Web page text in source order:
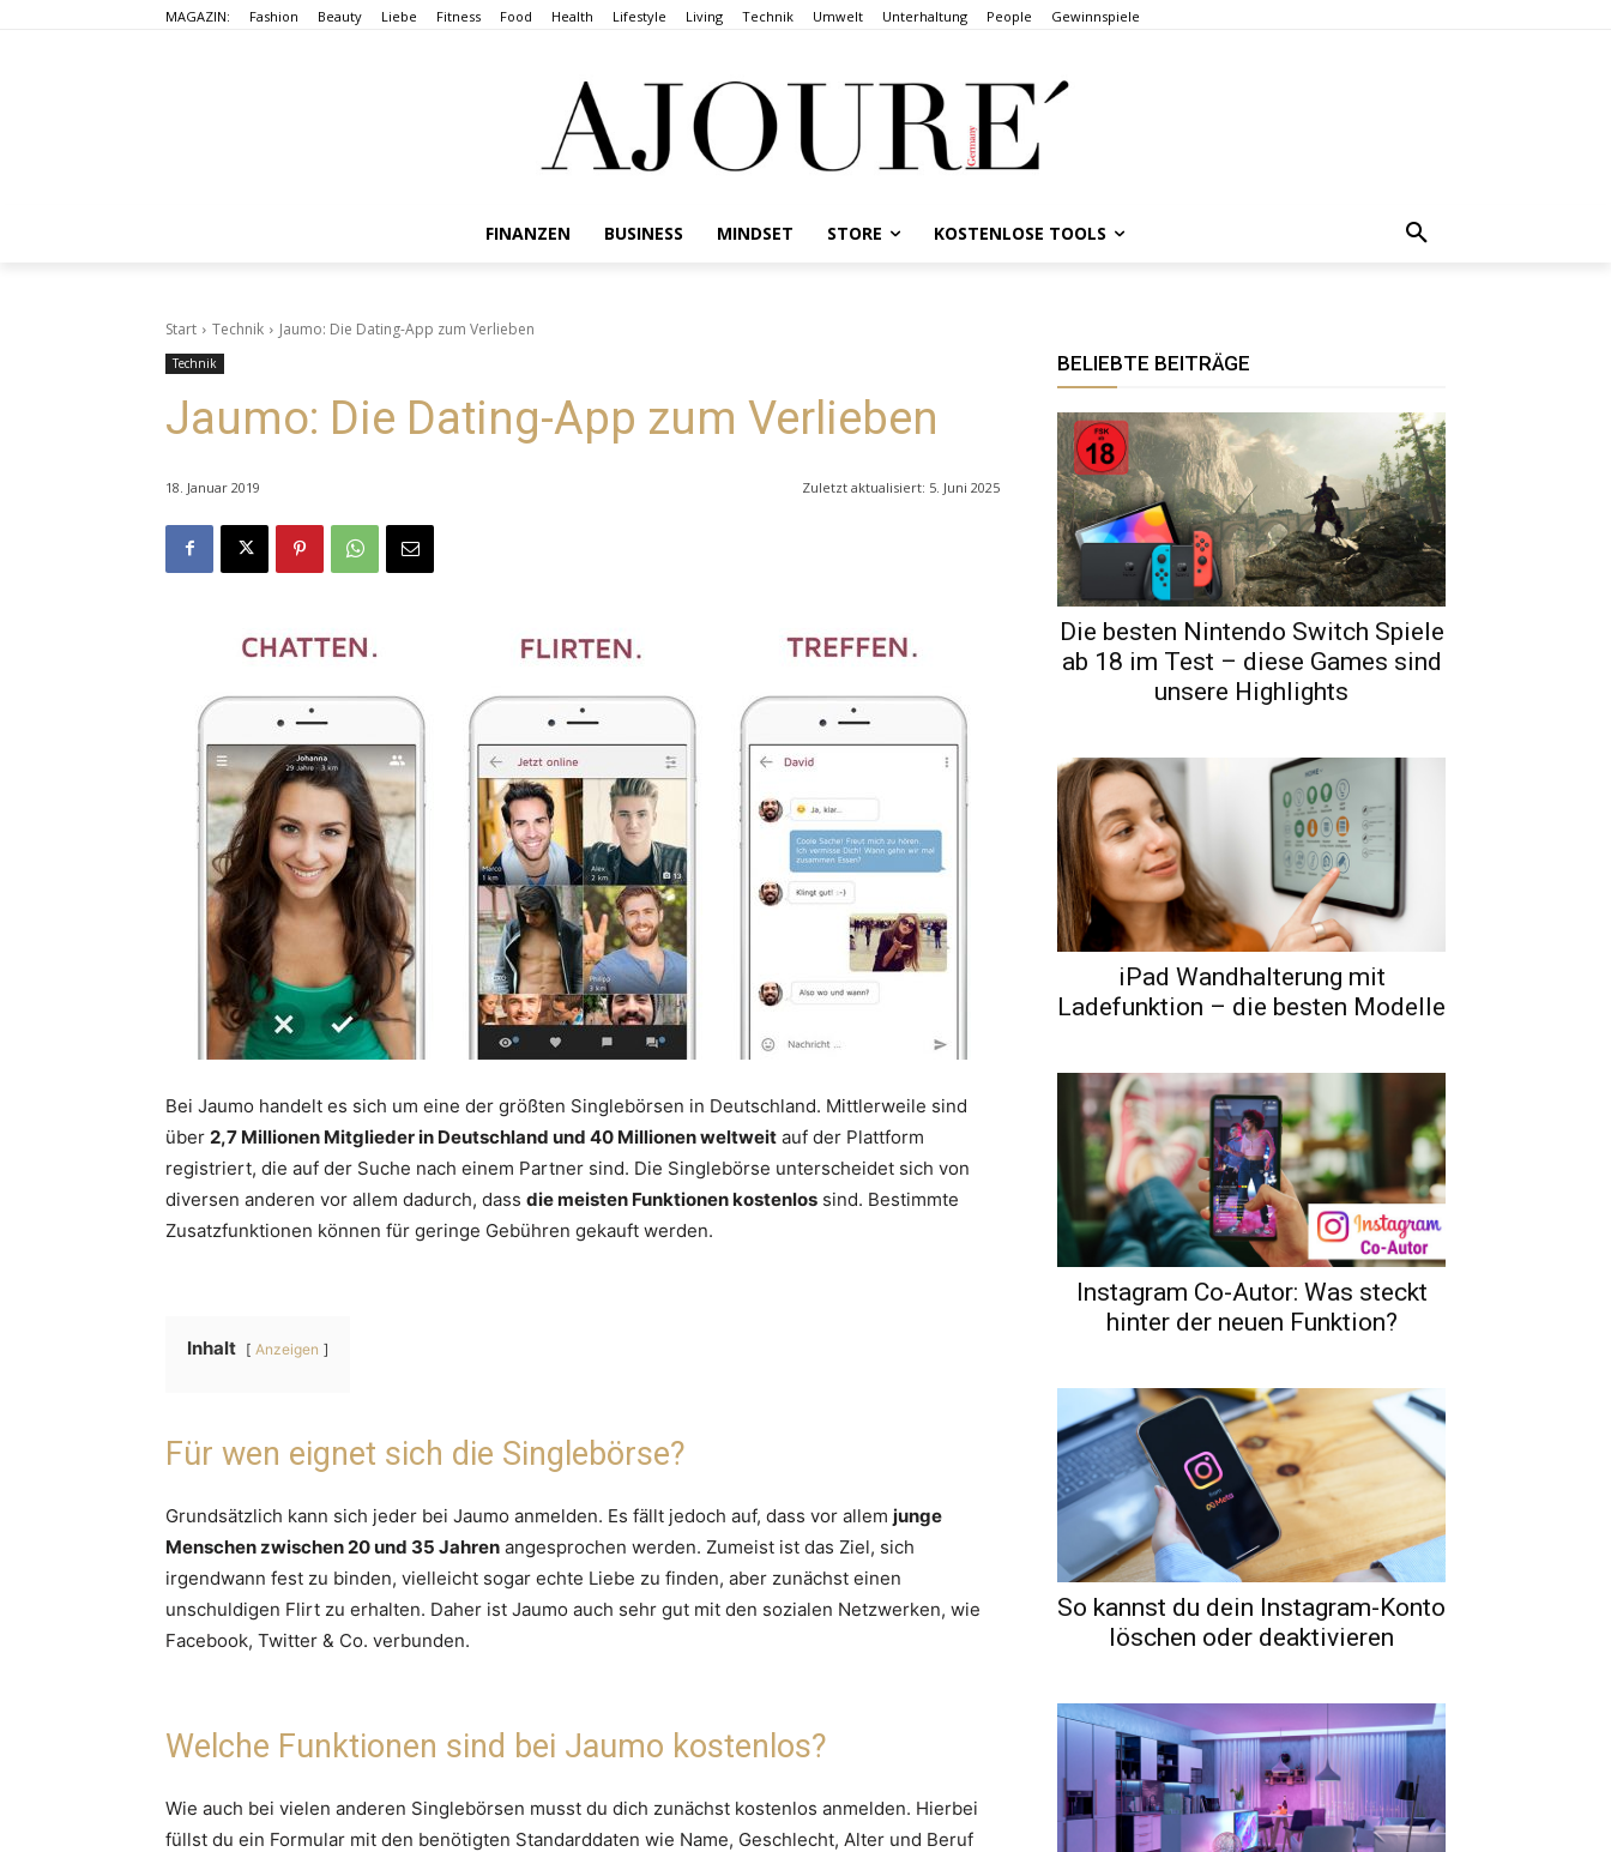
MAGAZIN: Fashion Beauty Liebe Fitness Food Health Lifestyle Living Technik Umwelt Unterhaltung People Gewinnspiele
FINANZEN BUSINESS MINDSET STORE KOSTENLOSE TOOLS
Start Technik Jaumo: Die Dating-App zum Verlieben
Technik
Jaumo: Die Dating-App zum Verlieben
18. Januar 2019 Zuletzt aktualisiert: 5. Juni 2025
Bei Jaumo handelt es sich um eine der größten Singlebörsen in Deutschland. Mittlerweile sind
über 2,7 Millionen Mitglieder in Deutschland und 40 Millionen weltweit auf der Plattform
registriert, die auf der Suche nach einem Partner sind. Die Singlebörse unterscheidet sich von
diversen anderen vor allem dadurch, dass die meisten Funktionen kostenlos sind. Bestimmte
Zusatzfunktionen können für geringe Gebühren gekauft werden.
Inhalt Anzeigen
Für wen eignet sich die Singlebörse?
Grundsätzlich kann sich jeder bei Jaumo anmelden. Es fällt jedoch auf, dass vor allem junge
Menschen zwischen 20 und 35 Jahren angesprochen werden. Zumeist ist das Ziel, sich
irgendwann fest zu binden, vielleicht sogar echte Liebe zu finden, aber zunächst einen
unschuldigen Flirt zu erhalten. Daher ist Jaumo auch sehr gut mit den sozialen Netzwerken, wie
Facebook, Twitter & Co. verbunden.
Welche Funktionen sind bei Jaumo kostenlos?
Wie auch bei vielen anderen Singlebörsen musst du dich zunächst kostenlos anmelden. Hierbei
füllst du ein Formular mit den benötigten Standarddaten wie Name, Geschlecht, Alter und Beruf
BELIEBTE BEITRÄGE
Die besten Nintendo Switch Spiele
ab 18 im Test – diese Games sind
unsere Highlights
iPad Wandhalterung mit
Ladefunktion – die besten Modelle
Instagram Co-Autor: Was steckt
hinter der neuen Funktion?
So kannst du dein Instagram-Konto
löschen oder deaktivieren